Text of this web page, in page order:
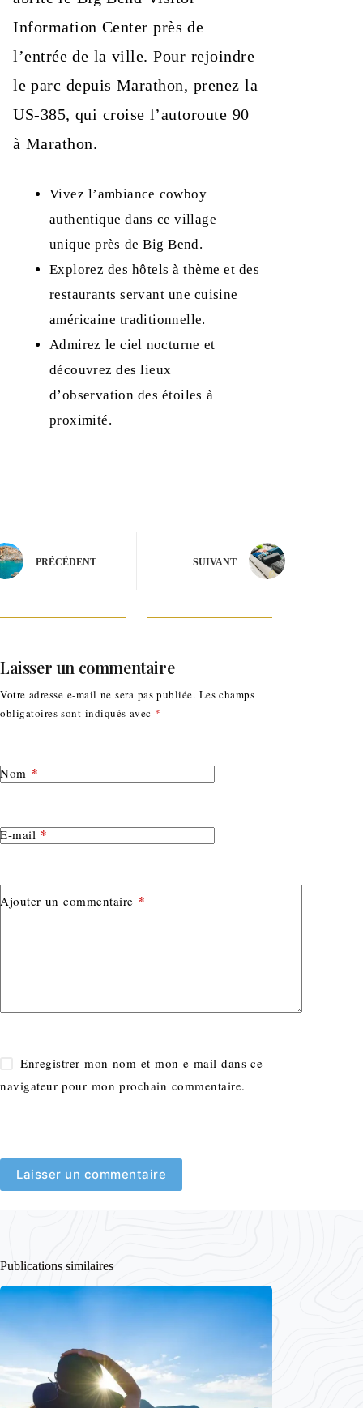
Information Center près de
l’entrée de la ville. Pour rejoindre
le parc depuis Marathon, prenez la
US‑385, qui croise l’autoroute 90
à Marathon.
Vivez l’ambiance cowboy
authentique dans ce village
unique près de Big Bend.
Explorez des hôtels à thème et des
restaurants servant une cuisine
américaine traditionnelle.
Admirez le ciel nocturne et
découvrez des lieux
d’observation des étoiles à
proximité.
PRÉCÉDENT SUIVANT
Laisser un commentaire
Votre adresse e-mail ne sera pas publiée. Les champs
obligatoires sont indiqués avec *
Nom *
E-mail *
Ajouter un commentaire *
Enregistrer mon nom et mon e-mail dans ce
navigateur pour mon prochain commentaire.
Laisser un commentaire
Publications similaires